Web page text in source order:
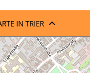
IN TRIER